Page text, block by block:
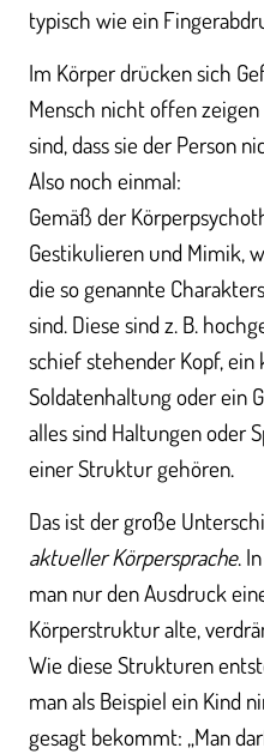
typisch wie ein
Im Körper drücken sich
Mensch nicht offen
sind, dass sie der Person
Also noch einmal:
Gemäß der
Gestikulieren und Mimik,
die so genannte
sind. Diese sind z. B.
schief stehender Kopf,
Soldatenhaltung oder ein
alles sind Haltungen oder
einer Struktur gehören.
Das ist der große
aktueller Körpersprache.
man nur den Ausdruck
Körperstruktur alte,
Wie diese Strukturen
man als Beispiel ein Kind
gesagt bekommt: „Man